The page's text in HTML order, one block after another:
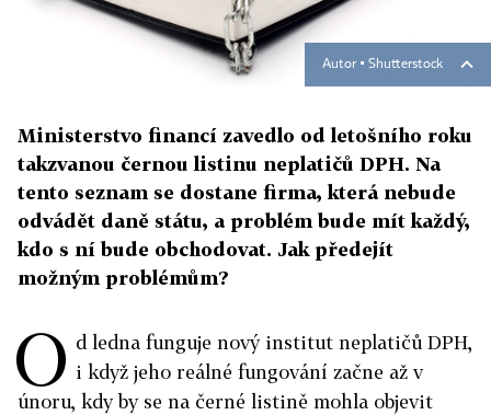
Autor ▪ Shutterstock
Ministerstvo financí zavedlo od letošního roku
takzvanou černou listinu neplatičů DPH. Na
tento seznam se dostane firma, která nebude
odvádět daně státu, a problém bude mít každý,
kdo s ní bude obchodovat. Jak předejít
možným problémům?
O d ledna funguje nový institut neplatičů DPH,
i když jeho reálné fungování začne až v
únoru, kdy by se na černé listině mohla objevit